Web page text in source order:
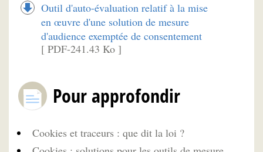
Outil d'auto-évaluation relatif à la mise
en œuvre d'une solution de mesure
d'audience exemptée de consentement
[ PDF-241.43 Ko ]
Pour approfondir
Cookies et traceurs : que dit la loi ?